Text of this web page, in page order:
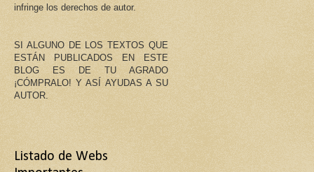
infringe los derechos de autor.
SI ALGUNO DE LOS TEXTOS QUE
ESTÁN PUBLICADOS EN ESTE
BLOG ES DE TU AGRADO
¡CÓMPRALO! Y ASÍ AYUDAS A SU
AUTOR.
Listado de Webs